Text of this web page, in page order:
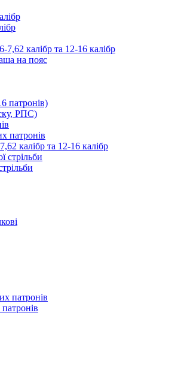
калібр та 12-16 калібр
на пояс
патронів)
РПС)
патронів
калібр та 12-16 калібр